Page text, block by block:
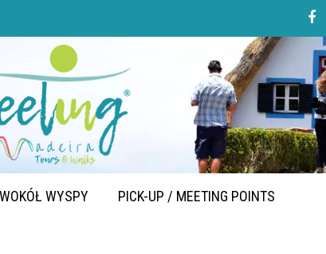
WOKÓŁ WYSPY PICK-UP / MEETING POINTS